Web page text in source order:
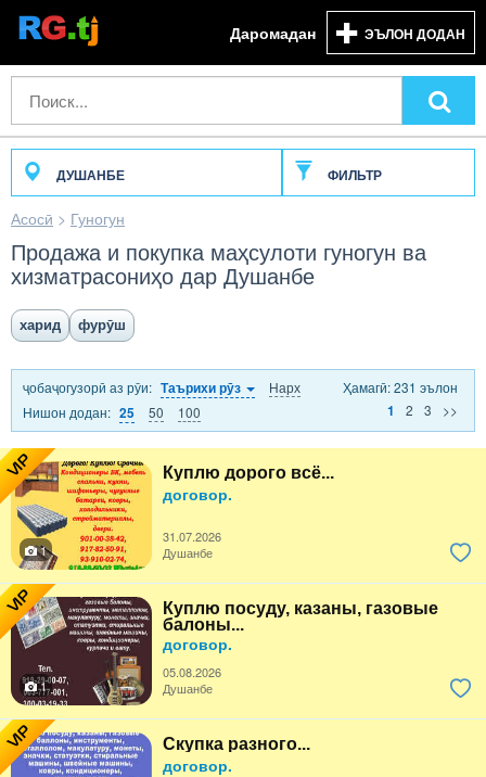
Даромадан ЭЪЛОН ДОДАН
ДУШАНБЕ ФИЛЬТР
Асосӣ > Гуногун
Продажа и покупка маҳсулоти гуногун ва
хизматрасониҳо дар Душанбе
харид фурӯш
ҷобаҷогузорӣ аз рӯи: Таърихи рӯз
Нарх
Нишон додан: 25 50 100
Ҳамагӣ: 231 эълон
1
2 3 >>
VIP Куплю дорого всё...
договор.
31.07.2026
1
Душанбе
VIP
Куплю посуду, казаны, газовые
балоны...
договор.
05.08.2026
1
Душанбе
VIP Скупка разного...
договор.